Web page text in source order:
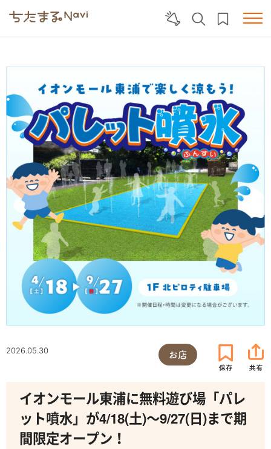
2026.05.30 お店
イオンモール東浦に無料遊び場「パレ
ット噴水」が4/18(土)～9/27(日)まで期
間限定オープン！